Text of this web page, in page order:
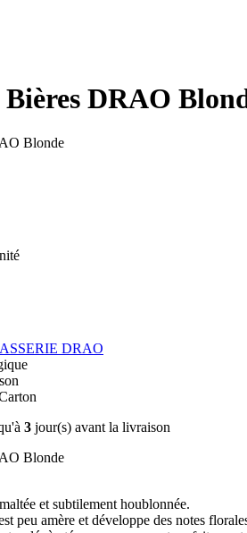
DRAO
DRAO
3 jour(s) avant la livraison
et subtilement houblonnée.
peu amère et développe des notes